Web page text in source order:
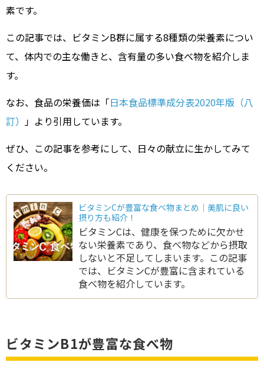
素です。
この記事では、ビタミンB群に属する8種類の栄養素につい
て、体内での主な働きと、含有量の多い食べ物を紹介しま
す。
なお、食品の栄養価は「日本食品標準成分表2020年版（八
訂） 」より引用しています。
ぜひ、この記事を参考にして、日々の献立に生かしてみて
ください。
ビタミンCが豊富な食べ物まとめ｜美肌に良い
摂り方も紹介！
ビタミンCは、健康を保つために欠かせ
ない栄養素であり、食べ物などから摂取
しないと不足してしまいます。この記事
では、ビタミンCが豊富に含まれている
食べ物を紹介しています。
ビタミンB1が豊富な食べ物